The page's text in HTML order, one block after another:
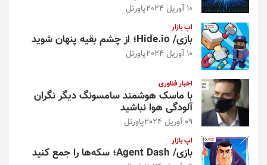
10 آوریل 2024 پاورتل
اپ بازار
بازی/ Hide.io؛ از چشم بقیه پنهان شوید
10 آوریل 2024 پاورتل
اخبار فناوری
با ماسک هوشمند سامسونگ دیگر نگران
آلودگی هوا نباشید
09 آوریل 2024 پاورتل
اپ بازار
بازی/ Agent Dash؛ سکه‌ها را جمع کنید